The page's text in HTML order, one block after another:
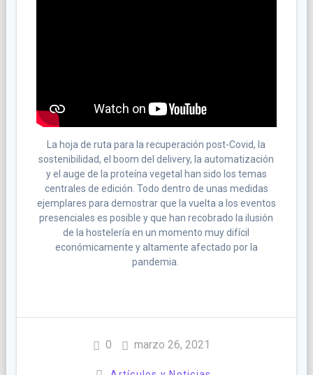
La hoja de ruta para la recuperación post-Covid, la
sostenibilidad, el boom del delivery, la automatización
y el auge de la proteína vegetal han sido los temas
centrales de edición. Todo dentro de unas medidas
ejemplares para demostrar que la vuelta a los eventos
presenciales es posible y que han recobrado la ilusión
de la hostelería en un momento muy difícil
económicamente y altamente afectado por la
pandemia.
0 marzo 26, 2021